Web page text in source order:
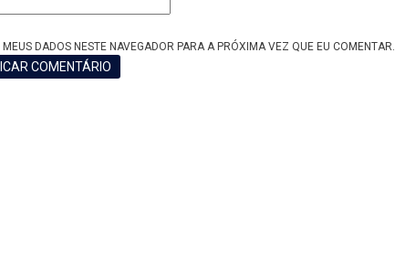
MEUS DADOS NESTE NAVEGADOR PARA A PRÓXIMA VEZ QUE EU COMENTAR.